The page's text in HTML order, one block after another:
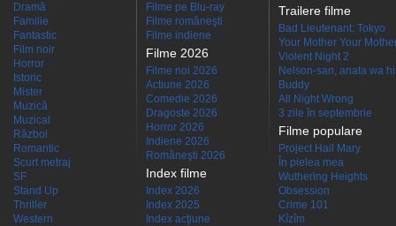
Dramă
Familie
Fantastic
Film noir
Horror
Istoric
Mister
Muzică
Muzical
Război
Romantic
Scurt metraj
SF
Stand Up
Thriller
Western
Filme pe Blu-ray
Filme româneşti
Filme indiene
Filme 2026
Filme noi 2026
Actiune 2026
Comedie 2026
Dragoste 2026
Horror 2026
Indiene 2026
Româneşti 2026
Index filme
Index 2026
Index 2025
Index acţiune
Trailere filme
Bad Lieutenant: Tokyo
Your Mother Your
Violent Night 2
Nelson-san, anata wa
Buddy
All Night Wrong
3 zile în septembrie
Filme populare
Project Hail Mary
În pielea mea
Wuthering Heights
Obsession
Crime 101
Kîzîm